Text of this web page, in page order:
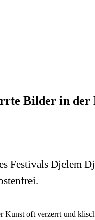
Bilder in der
Djelem
oft verzerrt und